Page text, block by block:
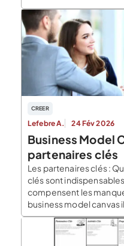
CREER
Lefebre A. 24 Fév 2026
Business Model
partenaires clés
Les partenaires clés :
clés sont
compensent les
business model canvas
les ressources clés et
composantes qui se
défaillance d’une de